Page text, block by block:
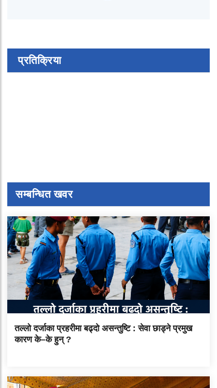
प्रतिक्रिया
सम्बन्धित खवर
तल्लो दर्जाका प्रहरीमा बढ्दो असन्तुष्टि : सेवा छाड्ने प्रमुख
कारण के–के हुन् ?